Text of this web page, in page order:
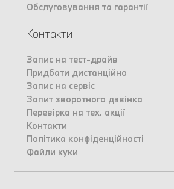
Обслуговування та гарантії
Контакти
Запис на тест-драйв
Придбати дистанційно
Запис на сервіс
Запит зворотного дзвінка
Перевірка на тех. акції
Контакти
Політика конфіденційності
Файли куки